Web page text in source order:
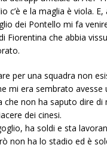
c’è e la maglia è viola. E,
dei Pontello mi fa
Fiorentina che abbia
per una squadra non
mi era sembrato avesse
che non ha saputo dire di
dei cinesi.
ha soldi e sta
non ha lo stadio ed è